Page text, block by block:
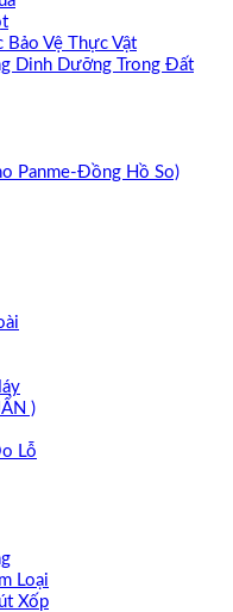
Vệ Thực Vật
Dinh Dưỡng Trong Đất
Panme-Đồng Hồ So)
)
Lỗ
Loại
Xốp